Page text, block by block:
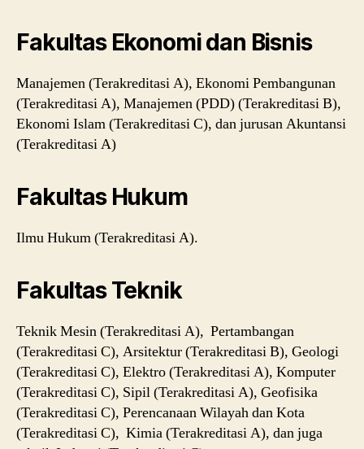
Fakultas Ekonomi dan Bisnis
Manajemen (Terakreditasi A), Ekonomi Pembangunan
(Terakreditasi A), Manajemen (PDD) (Terakreditasi B),
Ekonomi Islam (Terakreditasi C), dan jurusan Akuntansi
(Terakreditasi A)
Fakultas Hukum
Ilmu Hukum (Terakreditasi A).
Fakultas Teknik
Teknik Mesin (Terakreditasi A), Pertambangan
(Terakreditasi C), Arsitektur (Terakreditasi B), Geologi
(Terakreditasi C), Elektro (Terakreditasi A), Komputer
(Terakreditasi C), Sipil (Terakreditasi A), Geofisika
(Terakreditasi C), Perencanaan Wilayah dan Kota
(Terakreditasi C), Kimia (Terakreditasi A), dan juga